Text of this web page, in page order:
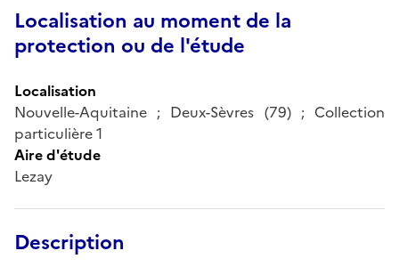
Localisation au moment de la
protection ou de l'étude
Localisation
Nouvelle-Aquitaine ; Deux-Sèvres (79) ; Collection
particulière 1
Aire d'étude
Lezay
Description